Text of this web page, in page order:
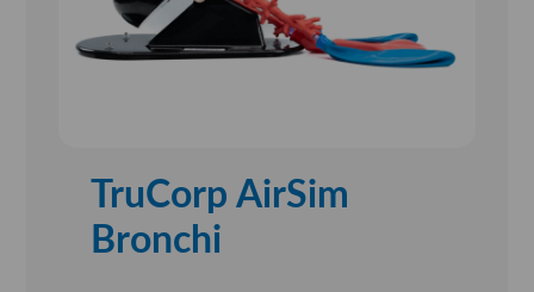
TruCorp AirSim
Bronchi